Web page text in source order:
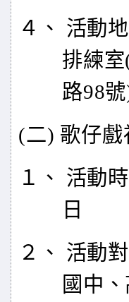
４、 活動
排練
路98
(二) 歌仔
１、 活動
日
２、 活動
國中